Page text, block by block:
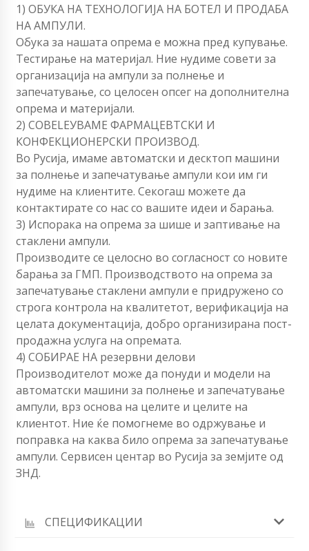
1) ОБУКА НА ТЕХНОЛОГИЈА НА БОТЕЛ И ПРОДАБА
НА АМПУЛИ.
Обука за нашата опрема е можна пред купување.
Тестирање на материјал. Ние нудиме совети за
организација на ампули за полнење и
запечатување, со целосен опсег на дополнителна
опрема и материјали.
2) СОВЕLEУВАМЕ ФАРМАЦЕВТСКИ И
КОНФЕКЦИОНЕРСКИ ПРОИЗВОД.
Во Русија, имаме автоматски и десктоп машини
за полнење и запечатување ампули кои им ги
нудиме на клиентите. Секогаш можете да
контактирате со нас со вашите идеи и барања.
3) Испорака на опрема за шише и заптивање на
стаклени ампули.
Производите се целосно во согласност со новите
барања за ГМП. Производството на опрема за
запечатување стаклени ампули е придружено со
строга контрола на квалитетот, верификација на
целата документација, добро организирана пост-
продажна услуга на опремата.
4) СОБИРАЕ НА резервни делови
Производителот може да понуди и модели на
автоматски машини за полнење и запечатување
ампули, врз основа на целите и целите на
клиентот. Ние ќе помогнеме во одржување и
поправка на каква било опрема за запечатување
ампули. Сервисен центар во Русија за земјите од
ЗНД.
СПЕЦИФИКАЦИИ